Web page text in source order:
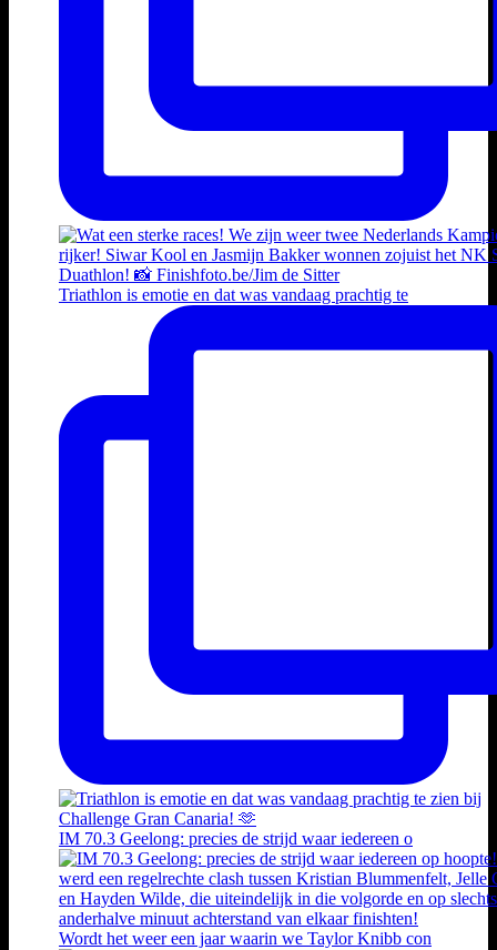
Triathlon is emotie en dat was vandaag prachtig te
IM 70.3 Geelong: precies de strijd waar iedereen o
Wordt het weer een jaar waarin we Taylor Knibb con